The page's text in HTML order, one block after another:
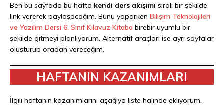
Ben bu sayfada bu hafta kendi ders akışımı sıralı bir şekilde
link vererek paylaşacağım. Bunu yaparken Bilişim Teknolojileri
ve Yazılım Dersi 6. Sınıf Kılavuz Kitaba birebir uyumlu bir
şekilde gitmeyi planlıyorum. Alternatif araçları ise ayrı sayfalar
oluşturup oradan vereceğim.
HAFTANIN KAZANIMLARI
İlgili haftanın kazanımlarını aşağıya liste halinde ekliyorum.